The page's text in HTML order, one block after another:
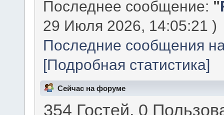
Последний
Последнее сообщение:"
29 Июля 2026, 14:05:21 )
Последние сообщения
[Подробная статистика]
Сейчас на форуме